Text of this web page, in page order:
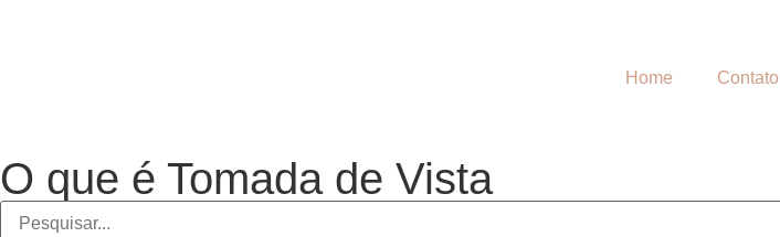
Home Contato
O que é Tomada de Vista